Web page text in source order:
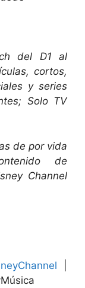
del D1 al
cortos,
y series
Solo TV
de por vida
de
Channel